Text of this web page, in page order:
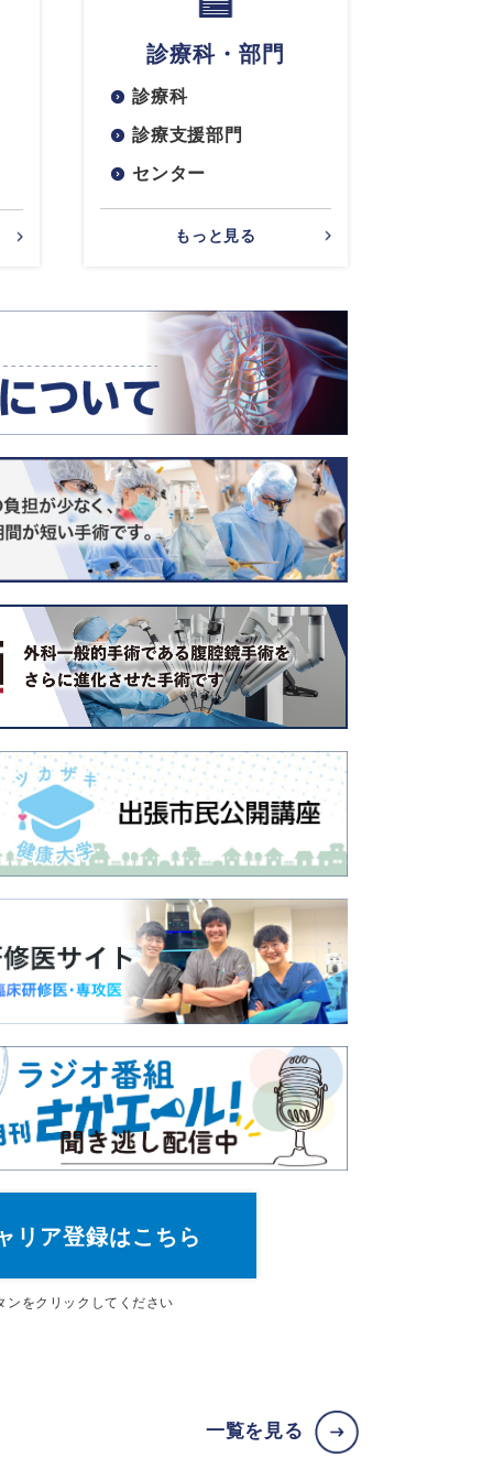
診療科・部門
診療科
診療支援部門
センター
もっと見る
リア登録はこちら
ン をクリックしてください
一覧を見る